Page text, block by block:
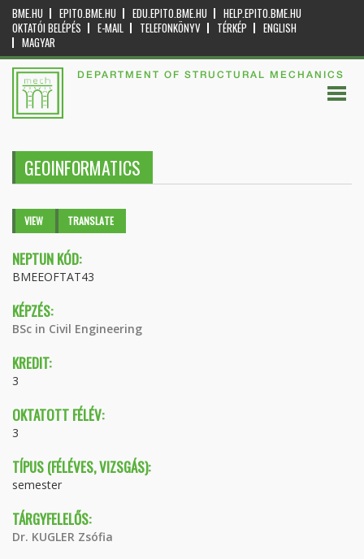
BME.HU EPITO.BME.HU EDU.EPITO.BME.HU
HELP.EPITO.BME.HU
OKTATÓI BELÉPÉS
E-MAIL TELEFONKÖNYV TÉRKÉP
ENGLISH
MAGYAR
DEPARTMENT OF STRUCTURAL MECHANICS
GEOINFORMATICS
Primary tabs
VIEW (ACTIVETRANSLATE
NEPTUN KÓD:
BMEEOFTAT43
KÉPZÉS:
BSc in Civil Engineering
KREDIT:
3
OKTATOTT FÉLÉV:
3
TÍPUS (FÉLÉVES, VIZSGÁS):
semester
TÁRGYFELELŐS:
Dr. KUGLER Zsófia